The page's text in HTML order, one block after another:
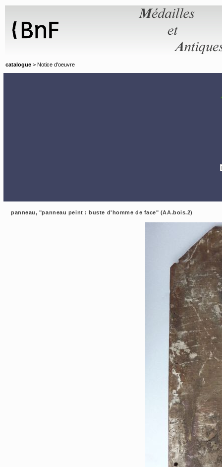
catalogue > Notice d'oeuvre
panneau, "panneau peint : buste d'homme de face" (AA.bois.2)